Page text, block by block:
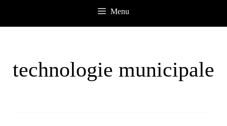
Menu
technologie municipale